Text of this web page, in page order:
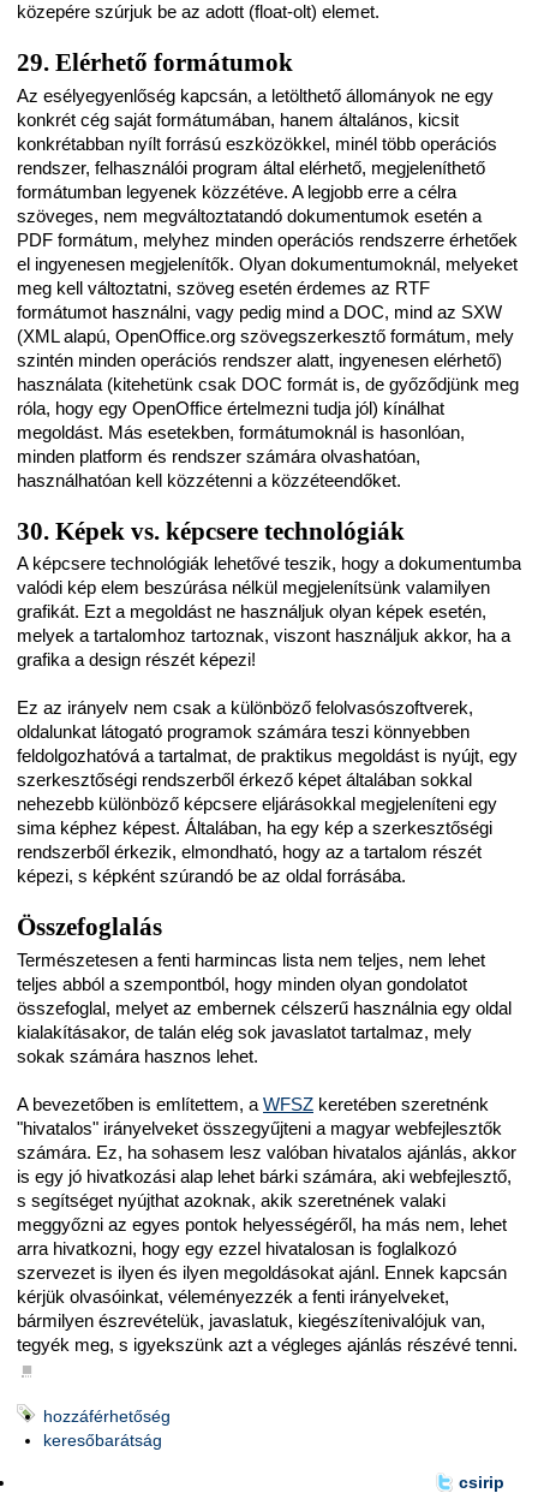
közepére szúrjuk be az adott (float-olt) elemet.
29. Elérhető formátumok
Az esélyegyenlőség kapcsán, a letölthető állományok ne egy
konkrét cég saját formátumában, hanem általános, kicsit
konkrétabban nyílt forrású eszközökkel, minél több operációs
rendszer, felhasználói program által elérhető, megjeleníthető
formátumban legyenek közzétéve. A legjobb erre a célra
szöveges, nem megváltoztatandó dokumentumok esetén a
PDF formátum, melyhez minden operációs rendszerre érhetőek
el ingyenesen megjelenítők. Olyan dokumentumoknál, melyeket
meg kell változtatni, szöveg esetén érdemes az RTF
formátumot használni, vagy pedig mind a DOC, mind az SXW
(XML alapú, OpenOffice.org szövegszerkesztő formátum, mely
szintén minden operációs rendszer alatt, ingyenesen elérhető)
használata (kitehetünk csak DOC formát is, de győződjünk meg
róla, hogy egy OpenOffice értelmezni tudja jól) kínálhat
megoldást. Más esetekben, formátumoknál is hasonlóan,
minden platform és rendszer számára olvashatóan,
használhatóan kell közzétenni a közzéteendőket.
30. Képek vs. képcsere technológiák
A képcsere technológiák lehetővé teszik, hogy a dokumentumba
valódi kép elem beszúrása nélkül megjelenítsünk valamilyen
grafikát. Ezt a megoldást ne használjuk olyan képek esetén,
melyek a tartalomhoz tartoznak, viszont használjuk akkor, ha a
grafika a design részét képezi!
Ez az irányelv nem csak a különböző felolvasószoftverek,
oldalunkat látogató programok számára teszi könnyebben
feldolgozhatóvá a tartalmat, de praktikus megoldást is nyújt, egy
szerkesztőségi rendszerből érkező képet általában sokkal
nehezebb különböző képcsere eljárásokkal megjeleníteni egy
sima képhez képest. Általában, ha egy kép a szerkesztőségi
rendszerből érkezik, elmondható, hogy az a tartalom részét
képezi, s képként szúrandó be az oldal forrásába.
Összefoglalás
Természetesen a fenti harmincas lista nem teljes, nem lehet
teljes abból a szempontból, hogy minden olyan gondolatot
összefoglal, melyet az embernek célszerű használnia egy oldal
kialakításakor, de talán elég sok javaslatot tartalmaz, mely
sokak számára hasznos lehet.
A bevezetőben is említettem, a WFSZ keretében szeretnénk
"hivatalos" irányelveket összegyűjteni a magyar webfejlesztők
számára. Ez, ha sohasem lesz valóban hivatalos ajánlás, akkor
is egy jó hivatkozási alap lehet bárki számára, aki webfejlesztő,
s segítséget nyújthat azoknak, akik szeretnének valaki
meggyőzni az egyes pontok helyességéről, ha más nem, lehet
arra hivatkozni, hogy egy ezzel hivatalosan is foglalkozó
szervezet is ilyen és ilyen megoldásokat ajánl. Ennek kapcsán
kérjük olvasóinkat, véleményezzék a fenti irányelveket,
bármilyen észrevételük, javaslatuk, kiegészítenivalójuk van,
tegyék meg, s igyekszünk azt a végleges ajánlás részévé tenni.
■
hozzáférhetőség
keresőbarátság
csirip